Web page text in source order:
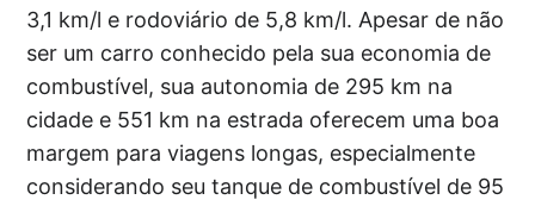
3,1 km/l e rodoviário de 5,8 km/l. Apesar de não
ser um carro conhecido pela sua economia de
combustível, sua autonomia de 295 km na
cidade e 551 km na estrada oferecem uma boa
margem para viagens longas, especialmente
considerando seu tanque de combustível de 95